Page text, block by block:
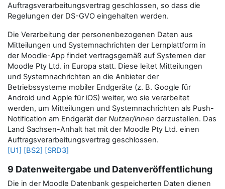
Auftragsverarbeitungsvertrag geschlossen, so dass die
Regelungen der DS-GVO eingehalten werden.
Die Verarbeitung der personenbezogenen Daten aus
Mitteilungen und Systemnachrichten der Lernplattform in
der Moodle-App findet vertragsgemäß auf Systemen der
Moodle Pty Ltd. in Europa statt. Diese leitet Mitteilungen
und Systemnachrichten an die Anbieter der
Betriebssysteme mobiler Endgeräte (z. B. Google für
Android und Apple für iOS) weiter, wo sie verarbeitet
werden, um Mitteilungen und Systemnachrichten als Push-
Notification am Endgerät derNutzer/innen darzustellen. Das
Land Sachsen-Anhalt hat mit der Moodle Pty Ltd. einen
Auftragsverarbeitungsvertrag geschlossen.
[U1] [BS2] [SRD3]
9 Datenweitergabe und Datenveröffentlichung
Die in der Moodle Datenbank gespeicherten Daten dienen